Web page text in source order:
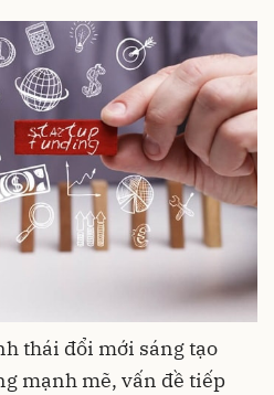
thái đổi mới sáng tạo
mạnh mẽ, vấn đề tiếp